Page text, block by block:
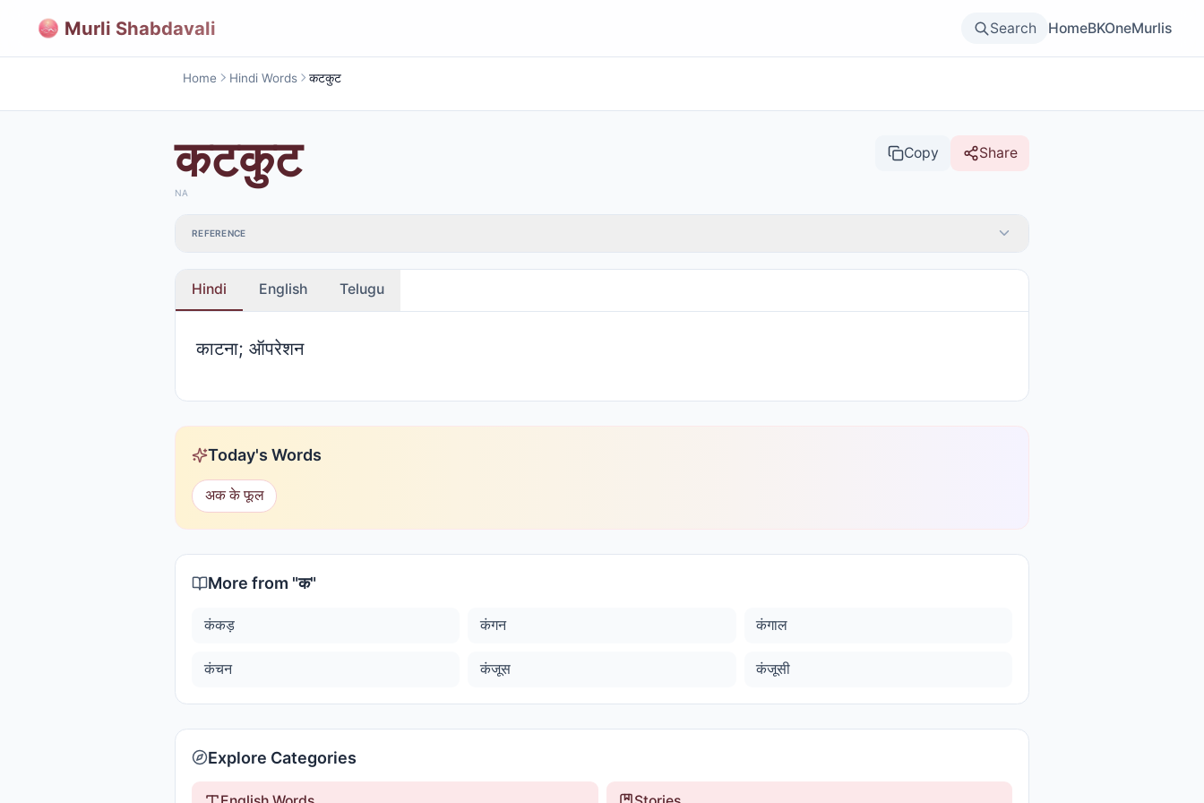
Murli Shabdavali Search HomeBKOneMurlis
Home Hindi Words कटकुट
कटकुट Copy Share
NA
REFERENCE
Hindi English Telugu
काटना; ऑपरेशन
Today's Words
अक के फूल
More from "क"
कंकड़ कंगन कंगाल
कंचन कंजूस कंजूसी
Explore Categories